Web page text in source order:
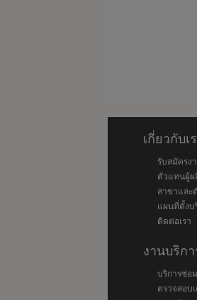
เกี่ยวกับเ
รับสมัครง
ตัวแทนผู้ผ
สาขาและ
แผนที่ตั้งบ
ติดต่อเรา
งานบริกา
บริการซ่อ
ตรวจสอบ